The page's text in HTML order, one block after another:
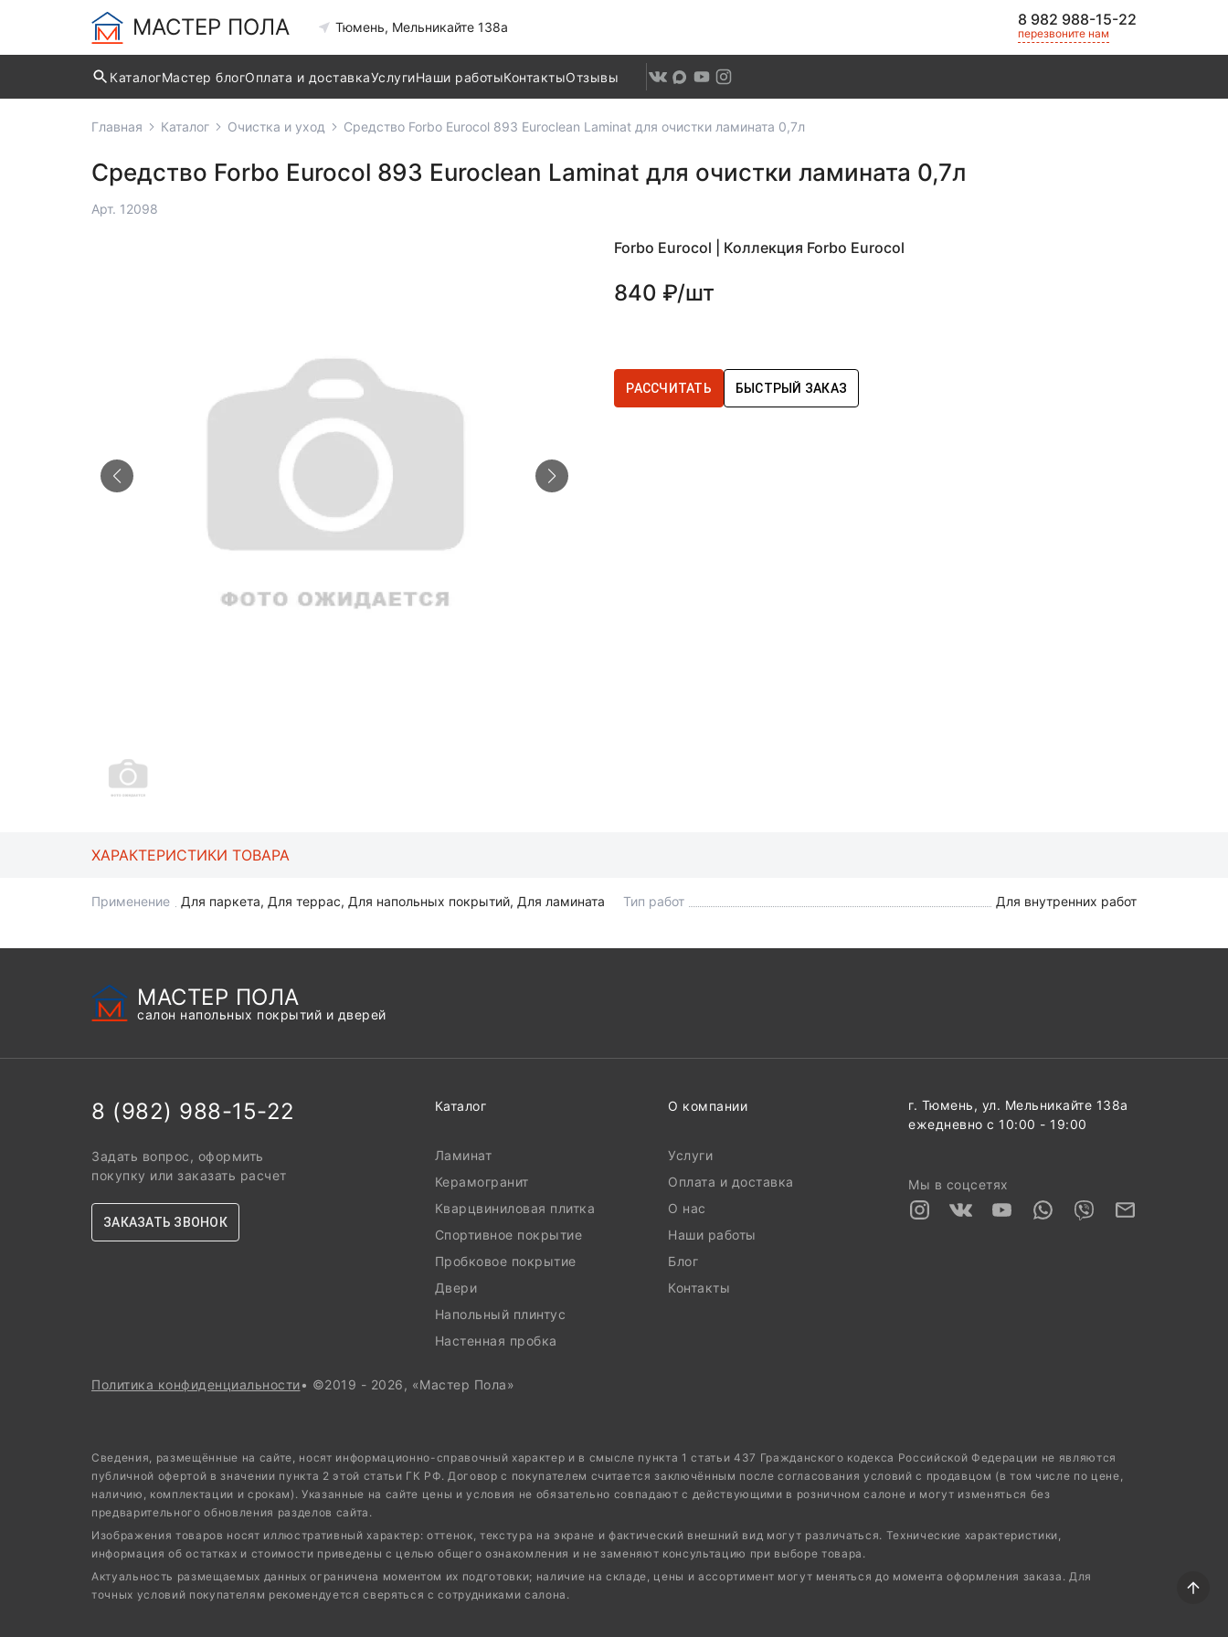
МАСТЕР ПОЛА Тюмень, Мельникайте 138а 8 982 988-15-22
перезвоните нам
КаталогМастер блогОплата и доставкаУслугиНаши работыКонтактыОтзывы
Главная Каталог Очистка и уход Средство Forbo Eurocol 893 Euroclean Laminat для очистки ламината 0,7л
Средство Forbo Eurocol 893 Euroclean Laminat для очистки ламината 0,7л
Арт. 12098
Forbo Eurocol | Коллекция Forbo Eurocol
840 ₽/шт
РАССЧИТАТЬ БЫСТРЫЙ ЗАКАЗ
ХАРАКТЕРИСТИКИ ТОВАРА
Применение Для паркета, Для террас, Для напольных покрытий, Для ламината Тип работ Для внутренних работ
МАСТЕР ПОЛА
салон напольных покрытий и дверей
8 (982) 988-15-22
Задать вопрос, оформить
покупку или заказать расчет
ЗАКАЗАТЬ ЗВОНОК
Каталог
Ламинат
Керамогранит
Кварцвиниловая плитка
Спортивное покрытие
Пробковое покрытие
Двери
Напольный плинтус
Настенная пробка
О компании
Услуги
Оплата и доставка
О нас
Наши работы
Блог
Контакты
г. Тюмень, ул. Мельникайте 138а
ежедневно с 10:00 - 19:00
Мы в соцсетях
Политика конфиденциальности• ©2019 - 2026, «Мастер Пола»
Сведения, размещённые на сайте, носят информационно-справочный характер и в смысле пункта 1 статьи 437 Гражданского кодекса Российской Федерации не являются
публичной офертой в значении пункта 2 этой статьи ГК РФ. Договор с покупателем считается заключённым после согласования условий с продавцом (в том числе по цене,
наличию, комплектации и срокам). Указанные на сайте цены и условия не обязательно совпадают с действующими в розничном салоне и могут изменяться без
предварительного обновления разделов сайта.
Изображения товаров носят иллюстративный характер: оттенок, текстура на экране и фактический внешний вид могут различаться. Технические характеристики,
информация об остатках и стоимости приведены с целью общего ознакомления и не заменяют консультацию при выборе товара.
Актуальность размещаемых данных ограничена моментом их подготовки; наличие на складе, цены и ассортимент могут меняться до момента оформления заказа. Для
точных условий покупателям рекомендуется сверяться с сотрудниками салона.